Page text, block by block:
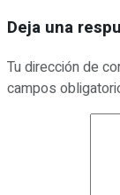
Deja una
Tu dirección de
campos